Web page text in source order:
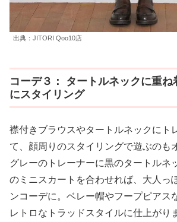
出典：JITORI Qoo10店
コーデ３： タートルネックに重ね
にスタイリング
襟付きブラウスやタートルネックにト
て、顔周りのスタイリングで遊ぶのも
グレーのトレーナーに黒のタートルネ
のミニスカートを合わせれば、大人っ
ンコーデに。ベレー帽やフープピアス
レトロなトラッドスタイルに仕上がり